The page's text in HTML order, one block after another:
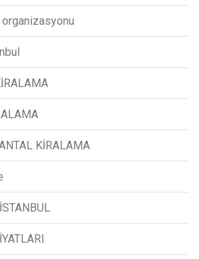
KİRALAMA